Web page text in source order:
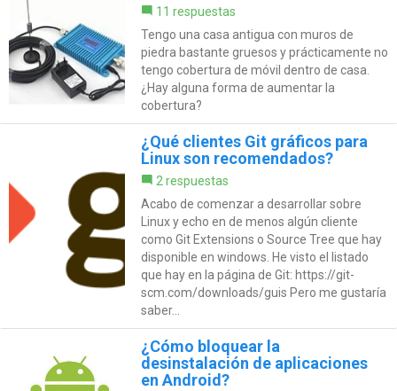
11 respuestas
Tengo una casa antigua con muros de
piedra bastante gruesos y prácticamente no
tengo cobertura de móvil dentro de casa.
¿Hay alguna forma de aumentar la
cobertura?
¿Qué clientes Git gráficos para
Linux son recomendados?
2 respuestas
Acabo de comenzar a desarrollar sobre
Linux y echo en de menos algún cliente
como Git Extensions o Source Tree que hay
disponible en windows. He visto el listado
que hay en la página de Git: https://git-
scm.com/downloads/guis Pero me gustaría
saber...
¿Cómo bloquear la
desinstalación de aplicaciones
en Android?